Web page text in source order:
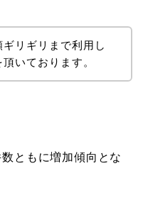
リギリまで利用し
いております。
ともに増加傾向とな